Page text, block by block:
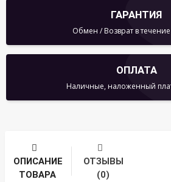
ГАРАНТИЯ
Обмен / Возврат в
ОПЛАТА
Наличные, наложенный
ОПИСАНИЕ
ТОВАРА
ОТЗЫВЫ
(0)